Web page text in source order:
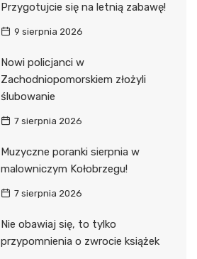
Przygotujcie się na letnią zabawę!
9 sierpnia 2026
Nowi policjanci w
Zachodniopomorskiem złożyli
ślubowanie
7 sierpnia 2026
Muzyczne poranki sierpnia w
malowniczym Kołobrzegu!
7 sierpnia 2026
Nie obawiaj się, to tylko
przypomnienia o zwrocie książek